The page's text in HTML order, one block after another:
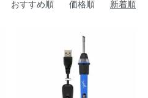
おすすめ順 価格順 新着順